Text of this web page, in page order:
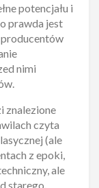
potencjału i
prawda jest
nimi
znalezione
czyta
(ale
z epoki,
ale
starego.